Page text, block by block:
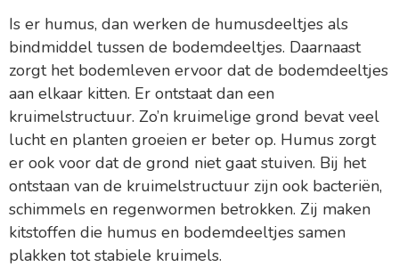
Is er humus, dan werken de humusdeeltjes als
bindmiddel tussen de bodemdeeltjes. Daarnaast
zorgt het bodemleven ervoor dat de bodemdeeltjes
aan elkaar kitten. Er ontstaat dan een
kruimelstructuur. Zo’n kruimelige grond bevat veel
lucht en planten groeien er beter op. Humus zorgt
er ook voor dat de grond niet gaat stuiven. Bij het
ontstaan van de kruimelstructuur zijn ook bacteriën,
schimmels en regenwormen betrokken. Zij maken
kitstoffen die humus en bodemdeeltjes samen
plakken tot stabiele kruimels.